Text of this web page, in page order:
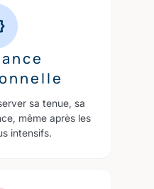
sa tenue, sa
même après les
intensifs.